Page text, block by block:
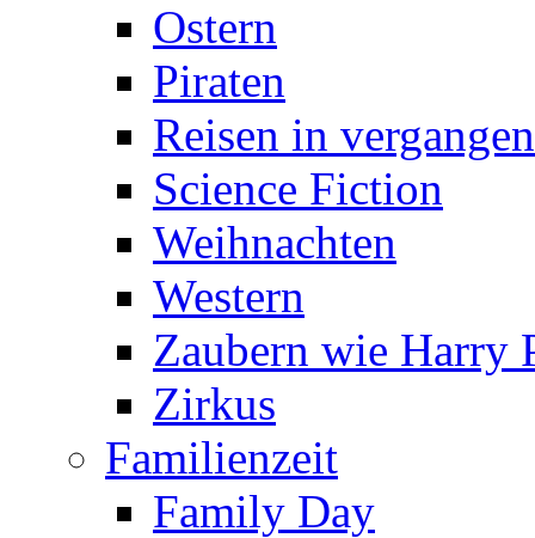
Ostern
Piraten
Reisen in
Science Fiction
Weihnachten
Western
Zaubern wie Harry
Zirkus
Familienzeit
Family Day